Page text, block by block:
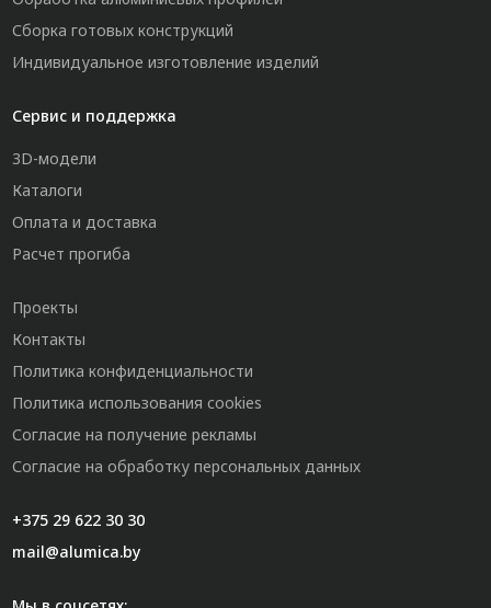
Сборка готовых конструкций
Индивидуальное изготовление изделий
Сервис и поддержка
3D-модели
Каталоги
Оплата и доставка
Расчет прогиба
Проекты
Контакты
Политика конфиденциальности
Политика использования cookies
Согласие на получение рекламы
Согласие на обработку персональных данных
+375 29 622 30 30
mail@alumica.by